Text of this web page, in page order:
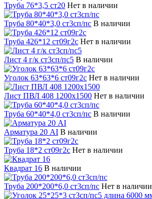
Труба 76*3,5 ст20 Нет в наличии
Труба 80*40*3,0 ст3сп/пс В наличии
Труба 426*12 ст09г2с Нет в наличии
Лист 4 г/к ст3сп/пс5 В наличии
Уголок 63*63*6 ст09г2с Нет в наличии
Лист ПВЛ 408 1200х1500 Нет в наличии
Труба 60*40*4,0 ст3сп/пс В наличии
Арматура 20 АI В наличии
Труба 18*2 ст09г2с Нет в наличии
Квадрат 16 В наличии
Труба 200*200*6,0 ст3сп/пс Нет в наличии